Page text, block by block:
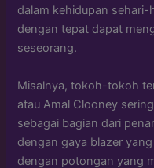
dalam kehidupan sehari-
dengan tepat dapat
seseorang.
Misalnya, tokoh-tokoh
atau Amal Clooney
sebagai bagian dari
dengan gaya blazer
dengan potongan yang